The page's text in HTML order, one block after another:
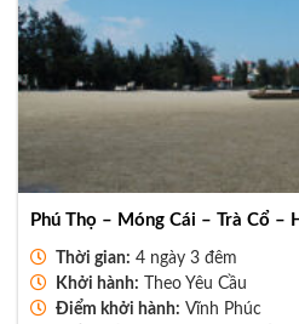
Phú Thọ – Móng Cái – Trà Cổ –
Thời gian: 4 ngày 3 đêm
Khởi hành: Theo Yêu Cầu
Điểm khởi hành: Vĩnh Phúc